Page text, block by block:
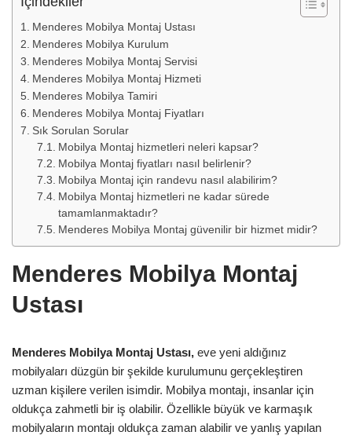
Menderes Mobilya Montaj Ustası
Menderes Mobilya Kurulum
Menderes Mobilya Montaj Servisi
Menderes Mobilya Montaj Hizmeti
Menderes Mobilya Tamiri
Menderes Mobilya Montaj Fiyatları
Sık Sorulan Sorular
Mobilya Montaj hizmetleri neleri kapsar?
Mobilya Montaj fiyatları nasıl belirlenir?
Mobilya Montaj için randevu nasıl alabilirim?
Mobilya Montaj hizmetleri ne kadar sürede
tamamlanmaktadır?
Menderes Mobilya Montaj güvenilir bir hizmet midir?
Menderes Mobilya Montaj
Ustası
Menderes Mobilya Montaj Ustası, eve yeni aldığınız
mobilyaları düzgün bir şekilde kurulumunu gerçekleştiren
uzman kişilere verilen isimdir. Mobilya montajı, insanlar için
oldukça zahmetli bir iş olabilir. Özellikle büyük ve karmaşık
mobilyaların montajı oldukça zaman alabilir ve yanlış yapılan